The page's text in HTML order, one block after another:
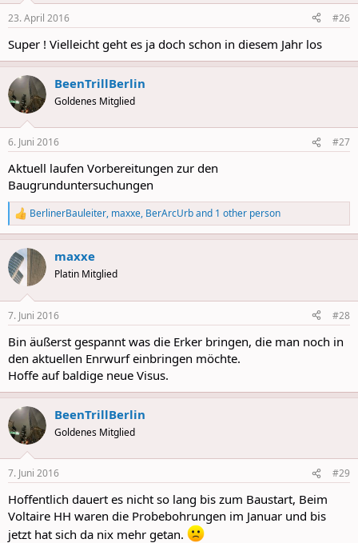
s
23. April 2016 #26
Super ! Vielleicht geht es ja doch schon in diesem Jahr los
BeenTrillBerlin
Goldenes Mitglied
6. Juni 2016 #27
Aktuell laufen Vorbereitungen zur den
Baugrunduntersuchungen
R
e
a
c
t
i
s
BerlinerBauleiter, maxxe, BerArcUrband 1 other person
maxxe
Platin Mitglied
7. Juni 2016 #28
Bin äußerst gespannt was die Erker bringen, die man noch in
den aktuellen Enrwurf einbringen möchte.
Hoffe auf baldige neue Visus.
BeenTrillBerlin
Goldenes Mitglied
7. Juni 2016 #29
Hoffentlich dauert es nicht so lang bis zum Baustart, Beim
Voltaire HH waren die Probebohrungen im Januar und bis
jetzt hat sich da nix mehr getan.